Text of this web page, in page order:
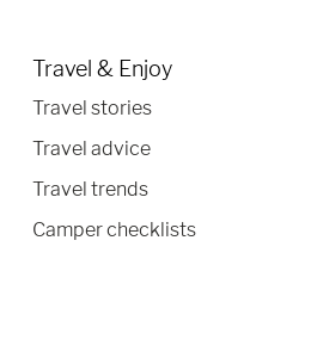
Travel & Enjoy
Travel stories
Travel advice
Travel trends
Camper checklists